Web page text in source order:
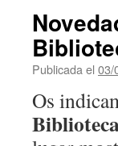
Publicada el 03/
Os